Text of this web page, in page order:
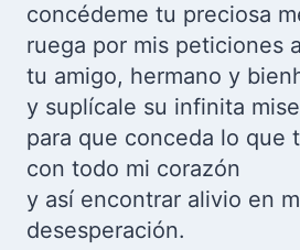
concédeme tu preciosa
ruega por mis peticiones
tu amigo, hermano y
y suplícale su infinita
para que conceda lo que
con todo mi corazón
y así encontrar alivio en
desesperación.